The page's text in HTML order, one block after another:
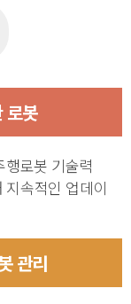
로봇
행로봇 기술력
속적인 업데이
관리